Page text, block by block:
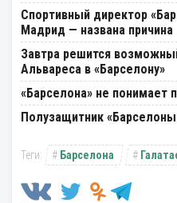
Спортивный директор
Мадрид — названа причина
Завтра решится
Альвареса в «Барселону»
«Барселона» не понимает
Полузащитник
Барселона